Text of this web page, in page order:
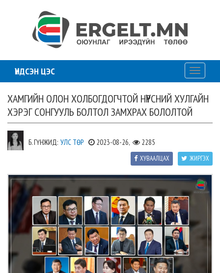
ҮНДСЭН ЦЭС
Toggle
ХАМГИЙН ОЛОН ХОЛБОГДОГЧТОЙ НҮҮРСНИЙ ХУЛГАЙН
ХЭРЭГ СОНГУУЛЬ БОЛТОЛ ЗАМХРАХ БОЛОЛТОЙ
Б. ГҮНЖИД: УЛС ТӨР 2023-08-26, 2285
ЖИРГЭХ
ХУВААЛЦАХ